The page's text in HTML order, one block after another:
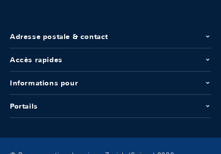
Adresse postale & contact
Accès rapides
Informations pour
Portails